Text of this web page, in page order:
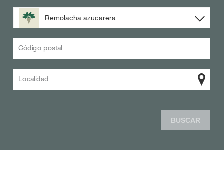
Remolacha azucarera
Código postal
Localidad
BUSCAR